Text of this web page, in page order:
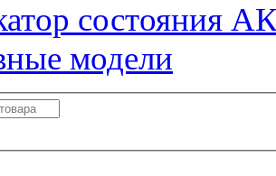
состояния
модели